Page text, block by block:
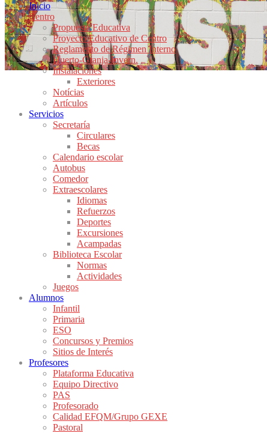
Inicio
Centro
Propuesta Educativa
Proyecto Educativo de Centro
Reglamento de Régimen Interno
Huerto-Granja-Invern.
Instalaciones
Exteriores
Notícias
Artículos
Servicios
Secretaría
Circulares
Becas
Calendario escolar
Autobus
Comedor
Extraescolares
Idiomas
Refuerzos
Deportes
Excursiones
Acampadas
Biblioteca Escolar
Normas
Actividades
Juegos
Alumnos
Infantil
Primaria
ESO
Concursos y Premios
Sitios de Interés
Profesores
Plataforma Educativa
Equipo Directivo
PAS
Profesorado
Calidad EFQM/Grupo GEXE
Pastoral